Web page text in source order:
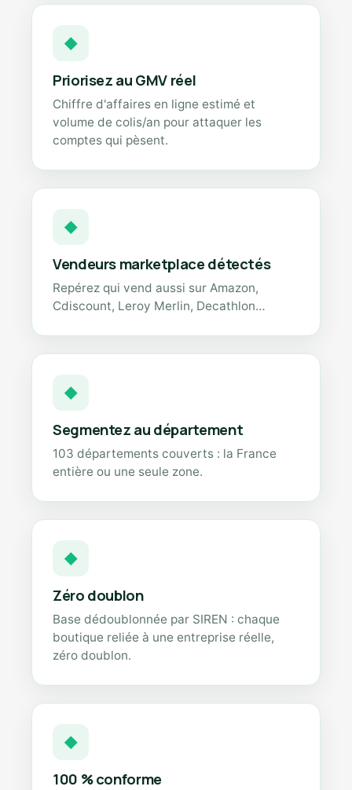
◆
Priorisez au GMV réel
Chiffre d'affaires en ligne estimé et
volume de colis/an pour attaquer les
comptes qui pèsent.
◆
Vendeurs marketplace détectés
Repérez qui vend aussi sur Amazon,
Cdiscount, Leroy Merlin, Decathlon…
◆
Segmentez au département
103 départements couverts : la France
entière ou une seule zone.
◆
Zéro doublon
Base dédoublonnée par SIREN : chaque
boutique reliée à une entreprise réelle,
zéro doublon.
◆
100 % conforme